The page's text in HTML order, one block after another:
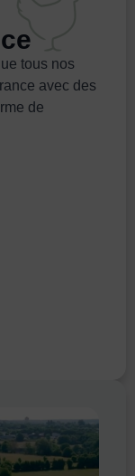
tous nos
avec des
de